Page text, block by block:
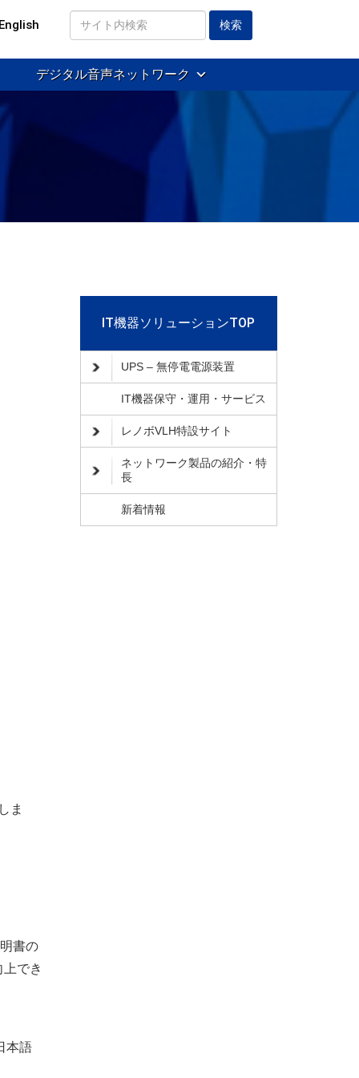
サ
イ
ト
デジタル音声ネットワーク
ま
書の
でき
本語
IT機器ソリューションTOP
UPS – 無停電電源装置
IT機器保守・運用・サービス
レノボVLH特設サイト
ネットワーク製品の紹介・特
長
新着情報